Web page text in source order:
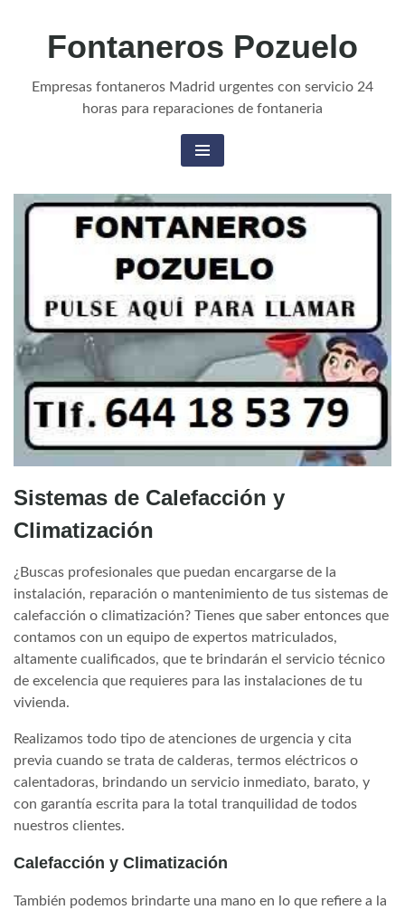
Fontaneros Pozuelo
Empresas fontaneros Madrid urgentes con servicio 24
horas para reparaciones de fontaneria
Sistemas de Calefacción y
Climatización
¿Buscas profesionales que puedan encargarse de la
instalación, reparación o mantenimiento de tus sistemas de
calefacción o climatización? Tienes que saber entonces que
contamos con un equipo de expertos matriculados,
altamente cualificados, que te brindarán el servicio técnico
de excelencia que requieres para las instalaciones de tu
vivienda.
Realizamos todo tipo de atenciones de urgencia y cita
previa cuando se trata de calderas, termos eléctricos o
calentadoras, brindando un servicio inmediato, barato, y
con garantía escrita para la total tranquilidad de todos
nuestros clientes.
Calefacción y Climatización
También podemos brindarte una mano en lo que refiere a la